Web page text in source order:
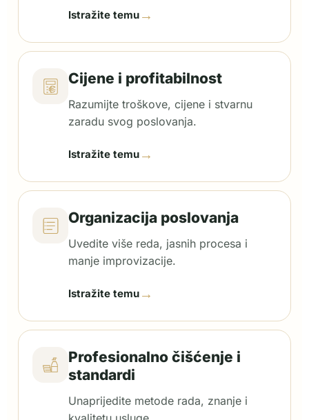
Istražite temu →
Cijene i profitabilnost
Razumijte troškove, cijene i stvarnu
zaradu svog poslovanja.
Istražite temu →
Organizacija poslovanja
Uvedite više reda, jasnih procesa i
manje improvizacije.
Istražite temu →
Profesionalno čišćenje i
standardi
Unaprijedite metode rada, znanje i